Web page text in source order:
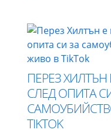
ПЕРЕЗ ХИЛТЪН
СЛЕД ОПИТА
TIKTOK